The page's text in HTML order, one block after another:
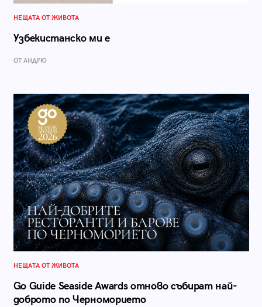
НЕЩАТА ОТ ЖИВОТА
Узбекистанско ми е
ОТ АНДРЮ
НЕЩАТА ОТ ЖИВОТА
Go Guide Seaside Awards отново събират най-
доброто по Черноморието